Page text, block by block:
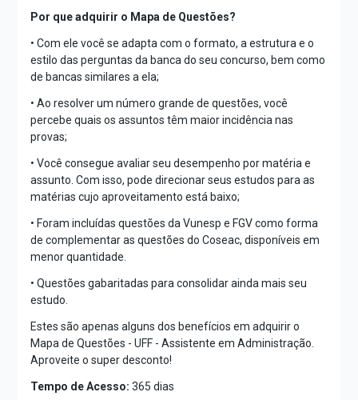
Por que adquirir o Mapa de Questões?
• Com ele você se adapta com o formato, a estrutura e o
estilo das perguntas da banca do seu concurso, bem como
de bancas similares a ela;
• Ao resolver um número grande de questões, você
percebe quais os assuntos têm maior incidência nas
provas;
• Você consegue avaliar seu desempenho por matéria e
assunto. Com isso, pode direcionar seus estudos para as
matérias cujo aproveitamento está baixo;
• Foram incluídas questões da Vunesp e FGV como forma
de complementar as questões do Coseac, disponíveis em
menor quantidade.
• Questões gabaritadas para consolidar ainda mais seu
estudo.
Estes são apenas alguns dos benefícios em adquirir o
Mapa de Questões - UFF - Assistente em Administração.
Aproveite o super desconto!
Tempo de Acesso: 365 dias